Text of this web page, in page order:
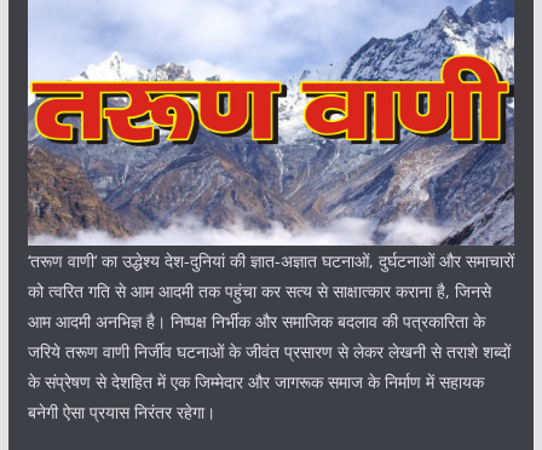
‘तरूण वाणी‘ का उद्धेश्य देश-दुनियां की ज्ञात-अज्ञात घटनाओं, दुर्घटनाओं और समाचारों
को त्वरित गति से आम आदमी तक पहुंचा कर सत्य से साक्षात्कार कराना है, जिनसे
आम आदमी अनभिज्ञ है। निष्पक्ष निर्भीक और समाजिक बदलाव की पत्रकारिता के
जरिये तरूण वाणी निर्जीव घटनाओं के जीवंत प्रसारण से लेकर लेखनी से तराशे शब्दों
के संप्रेषण से देशहित में एक जिम्मेदार और जागरूक समाज के निर्माण में सहायक
बनेगी ऐसा प्रयास निरंतर रहेगा।